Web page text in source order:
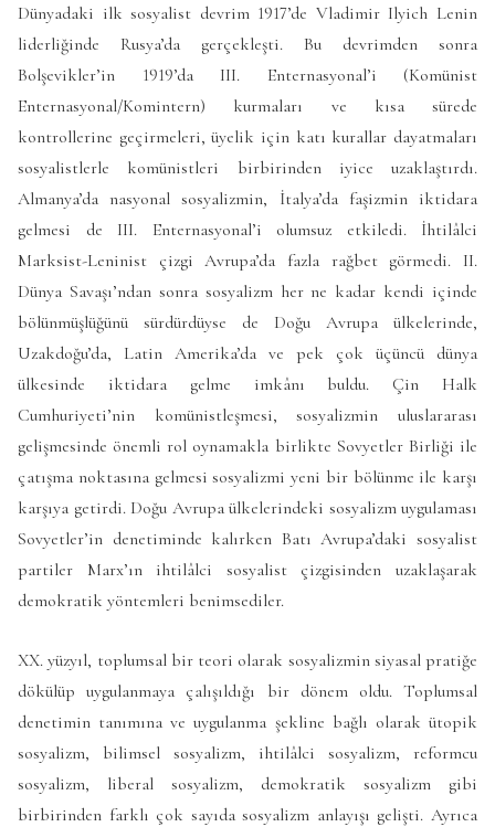
Dünyadaki ilk sosyalist devrim 1917’de Vladimir Ilyich Lenin
liderliğinde Rusya’da gerçekleşti. Bu devrimden sonra
Bolşevikler’in 1919’da III. Enternasyonal’i (Komünist
Enternasyonal/Komintern) kurmaları ve kısa sürede
kontrollerine geçirmeleri, üyelik için katı kurallar dayatmaları
sosyalistlerle komünistleri birbirinden iyice uzaklaştırdı.
Almanya’da nasyonal sosyalizmin, İtalya’da faşizmin iktidara
gelmesi de III. Enternasyonal’i olumsuz etkiledi. İhtilâlci
Marksist-Leninist çizgi Avrupa’da fazla rağbet görmedi. II.
Dünya Savaşı’ndan sonra sosyalizm her ne kadar kendi içinde
bölünmüşlüğünü sürdürdüyse de Doğu Avrupa ülkelerinde,
Uzakdoğu’da, Latin Amerika’da ve pek çok üçüncü dünya
ülkesinde iktidara gelme imkânı buldu. Çin Halk
Cumhuriyeti’nin komünistleşmesi, sosyalizmin uluslararası
gelişmesinde önemli rol oynamakla birlikte Sovyetler Birliği ile
çatışma noktasına gelmesi sosyalizmi yeni bir bölünme ile karşı
karşıya getirdi. Doğu Avrupa ülkelerindeki sosyalizm uygulaması
Sovyetler’in denetiminde kalırken Batı Avrupa’daki sosyalist
partiler Marx’ın ihtilâlci sosyalist çizgisinden uzaklaşarak
demokratik yöntemleri benimsediler.
XX. yüzyıl, toplumsal bir teori olarak sosyalizmin siyasal pratiğe
dökülüp uygulanmaya çalışıldığı bir dönem oldu. Toplumsal
denetimin tanımına ve uygulanma şekline bağlı olarak ütopik
sosyalizm, bilimsel sosyalizm, ihtilâlci sosyalizm, reformcu
sosyalizm, liberal sosyalizm, demokratik sosyalizm gibi
birbirinden farklı çok sayıda sosyalizm anlayışı gelişti. Ayrıca